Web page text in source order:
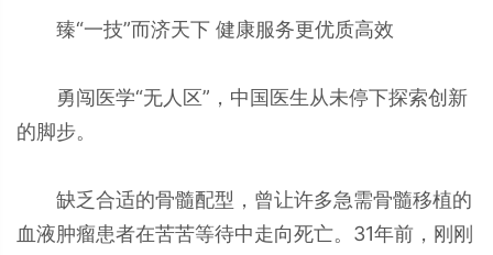
臻“一技”而济天下 健康服务更优质高效
勇闯医学“无人区”，中国医生从未停下探索创新
的脚步。
缺乏合适的骨髓配型，曾让许多急需骨髓移植的
血液肿瘤患者在苦苦等待中走向死亡。31年前，刚刚